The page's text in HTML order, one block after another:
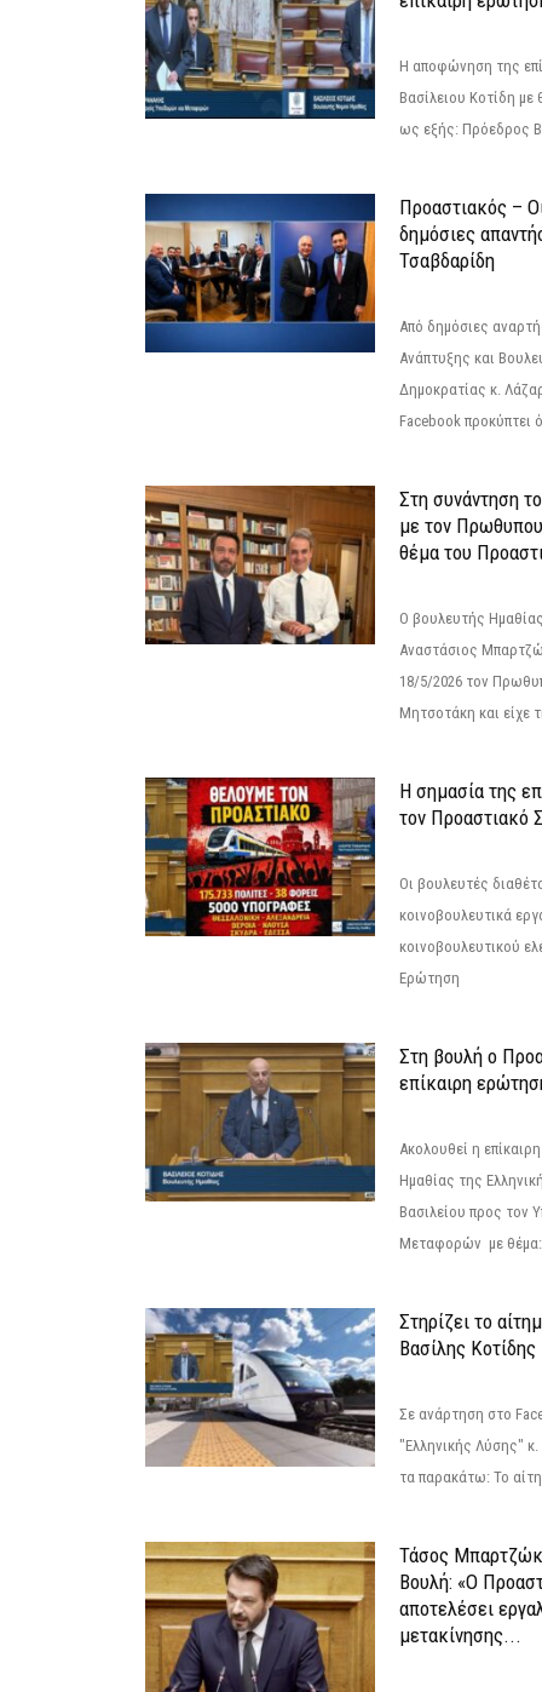
Η αποφώνηση της
Βασίλειου Κοτίδη με
ως εξής: Πρόεδρος
Προαστιακός –
δημόσιες
Τσαβδαρίδη
Από δημόσιες
Ανάπτυξης και
Δημοκρατίας κ.
Facebook προκύπτει
Στη συνάντηση
με τον
θέμα του
Ο βουλευτής
Αναστάσιος
18/5/2026 τον
Μητσοτάκη και είχε
Η σημασία της
τον Προαστιακό
Οι βουλευτές
κοινοβουλευτικά
κοινοβουλευτικού
Ερώτηση
Στη βουλή ο
επίκαιρη
Ακολουθεί η
Ημαθίας της
Βασιλείου προς τον
Μεταφορών με θέμα:
Στηρίζει το
Βασίλης Κοτίδης
Σε ανάρτηση στο
"Ελληνικής Λύσης"
τα παρακάτω: Το
Τάσος
Βουλή: «Ο
αποτελέσει
μετακίνησης...